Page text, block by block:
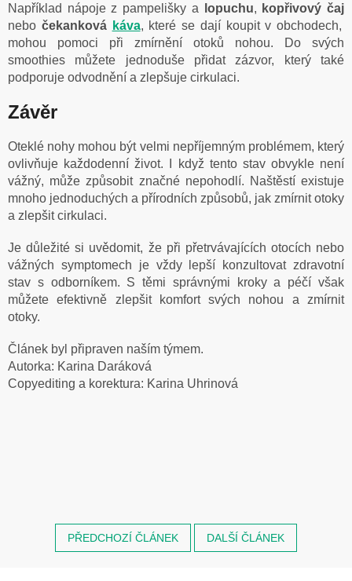
Například nápoje z pampelišky a lopuchu, kopřivový čaj
nebo čekanková káva, které se dají koupit v obchodech,
mohou pomoci při zmírnění otoků nohou. Do svých
smoothies můžete jednoduše přidat zázvor, který také
podporuje odvodnění a zlepšuje cirkulaci.
Závěr
Oteklé nohy mohou být velmi nepříjemným problémem, který
ovlivňuje každodenní život. I když tento stav obvykle není
vážný, může způsobit značné nepohodlí. Naštěstí existuje
mnoho jednoduchých a přírodních způsobů, jak zmírnit otoky
a zlepšit cirkulaci.
Je důležité si uvědomit, že při přetrvávajících otocích nebo
vážných symptomech je vždy lepší konzultovat zdravotní
stav s odborníkem. S těmi správnými kroky a péčí však
můžete efektivně zlepšit komfort svých nohou a zmírnit
otoky.
Článek byl připraven naším týmem.
Autorka: Karina Daráková
Copyediting a korektura: Karina Uhrinová
PŘEDCHOZÍ ČLÁNEK DALŠÍ ČLÁNEK